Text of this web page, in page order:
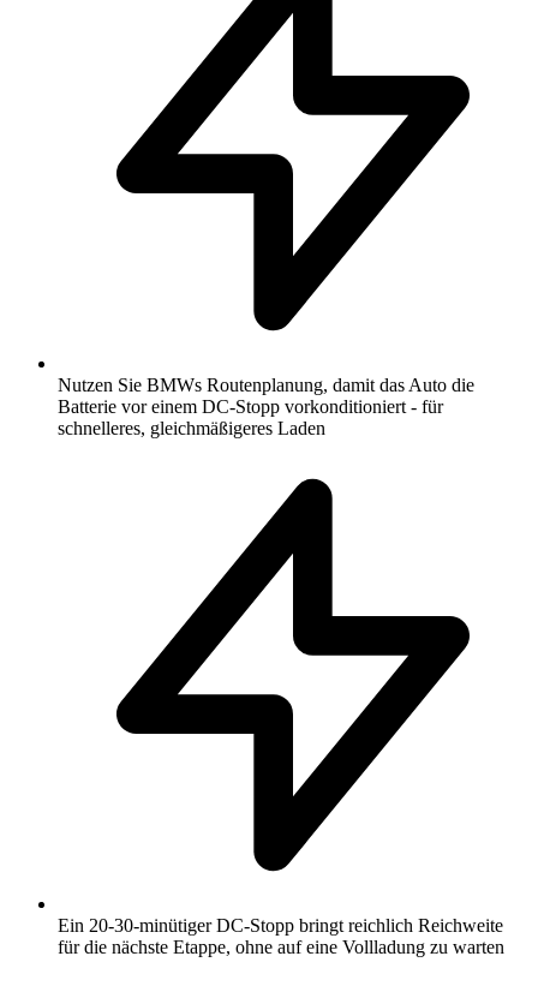
Nutzen Sie BMWs Routenplanung, damit das Auto die
Batterie vor einem DC-Stopp vorkonditioniert - für
schnelleres, gleichmäßigeres Laden
Ein 20-30-minütiger DC-Stopp bringt reichlich Reichweite
für die nächste Etappe, ohne auf eine Vollladung zu warten